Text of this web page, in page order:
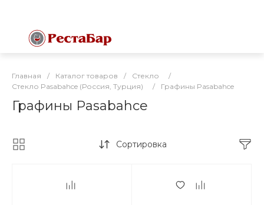
Главная / Каталог товаров / Стекло
/
Стекло Pasabahce (Россия, Турция)
/ Графины Pasabahce
Графины Pasabahce
Сортировка